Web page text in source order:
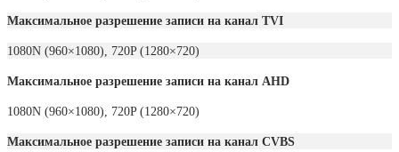
Максимальное разрешение записи на канал TVI
1080N (960×1080), 720P (1280×720)
Максимальное разрешение записи на канал AHD
1080N (960×1080), 720P (1280×720)
Максимальное разрешение записи на канал CVBS